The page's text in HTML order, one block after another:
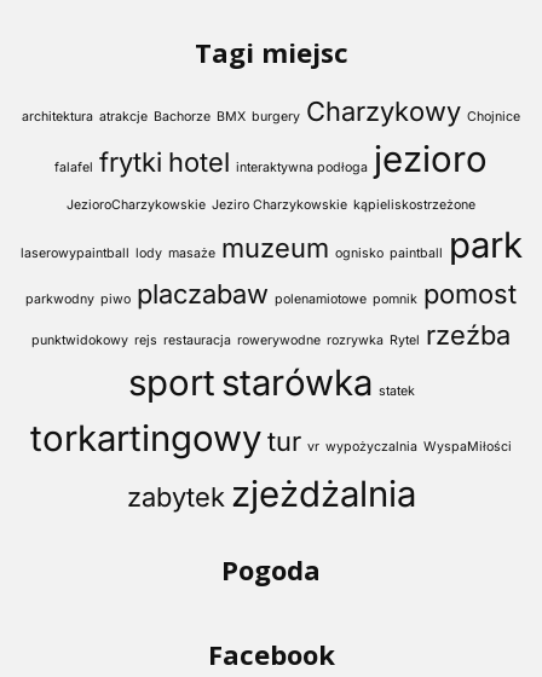
Tagi miejsc
architektura atrakcje Bachorze BMX burgery Charzykowy Chojnice
falafel frytki hotel interaktywna podłoga jezioro
JezioroCharzykowskie Jeziro Charzykowskie kąpieliskostrzeżone
laserowypaintball lody masaże muzeum ognisko paintball park
parkwodny piwo placzabaw polenamiotowe pomnik pomost
punktwidokowy rejs restauracja rowerywodne rozrywka Rytel rzeźba
sport starówka statek
torkartingowytur vr wypożyczalnia WyspaMiłości
zabytek zjeżdżalnia
Pogoda
Facebook